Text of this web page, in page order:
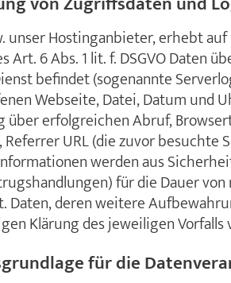
unser Hostinganbieter, erhebt
Art. 6 Abs. 1 lit. f. DSGVO Daten
befindet (sogenannte
Webseite, Datei, Datum und
über erfolgreichen Abruf,
URL (die zuvor besuchte
werden aus
für die Dauer
Daten, deren weitere
Klärung des jeweiligen
für die